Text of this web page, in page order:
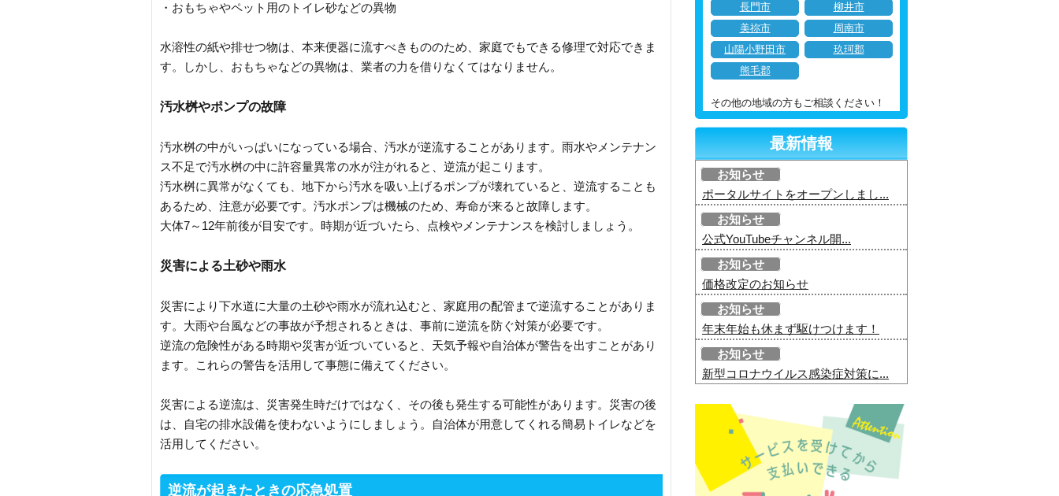
・おもちゃやペット用のトイレ砂などの異物
水溶性の紙や排せつ物は、本来便器に流すべきもののため、家庭でもできる修理で対応できま
す。しかし、おもちゃなどの異物は、業者の力を借りなくてはなりません。
汚水桝やポンプの故障
汚水桝の中がいっぱいになっている場合、汚水が逆流することがあります。雨水やメンテナン
ス不足で汚水桝の中に許容量異常の水が注がれると、逆流が起こります。
汚水桝に異常がなくても、地下から汚水を吸い上げるポンプが壊れていると、逆流することも
あるため、注意が必要です。汚水ポンプは機械のため、寿命が来ると故障します。
大体7～12年前後が目安です。時期が近づいたら、点検やメンテナンスを検討しましょう。
災害による土砂や雨水
災害により下水道に大量の土砂や雨水が流れ込むと、家庭用の配管まで逆流することがありま
す。大雨や台風などの事故が予想されるときは、事前に逆流を防ぐ対策が必要です。
逆流の危険性がある時期や災害が近づいていると、天気予報や自治体が警告を出すことがあり
ます。これらの警告を活用して事態に備えてください。
災害による逆流は、災害発生時だけではなく、その後も発生する可能性があります。災害の後
は、自宅の排水設備を使わないようにしましょう。自治体が用意してくれる簡易トイレなどを
活用してください。
逆流が起きたときの応急処置
長門市
柳井市
美祢市
周南市
山陽小野田市
玖珂郡
熊毛郡
その他の地域の方もご相談ください！
最新情報
お知らせ
ポータルサイトをオープンしまし...
お知らせ
公式YouTubeチャンネル開...
お知らせ
価格改定のお知らせ
お知らせ
年末年始も休まず駆けつけます！
お知らせ
新型コロナウイルス感染症対策に...